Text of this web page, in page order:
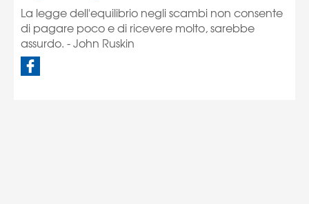
La legge dell'equilibrio negli scambi non consente
di pagare poco e di ricevere molto, sarebbe
assurdo. - John Ruskin